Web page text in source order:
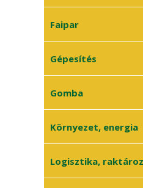
állattenyésztés
• Erdészet
• Erdővédelem
Faipar
• Faanyagok
• Általános faipar
Gépesítés
• Mezőgazdasági
• Műszaki ismeretek
Gomba
• Gombatermesztés
• Gombászkodás
Környezet, energia
•
• Megújuló energia
Logisztika,